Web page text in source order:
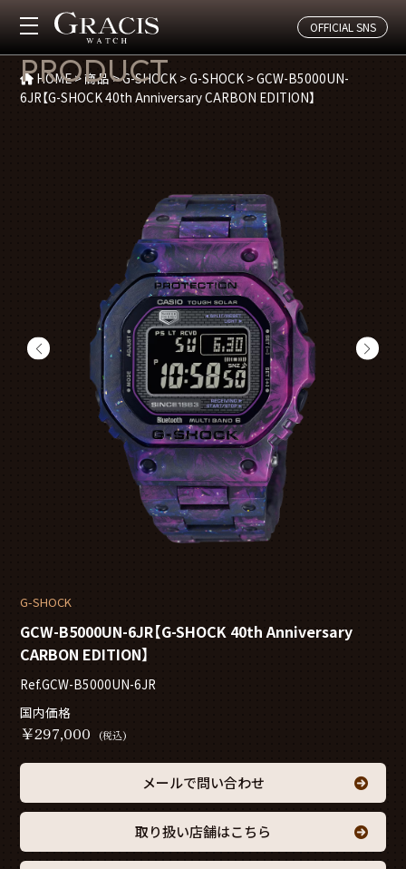
OFFICIAL SNS
商品紹介
PRODUCT
HOME>商品>G-SHOCK >G-SHOCK >GCW-B5000UN-
6JR【G-SHOCK 40th Anniversary CARBON EDITION】
G-SHOCK
GCW-B5000UN-6JR【G-SHOCK 40th Anniversary
CARBON EDITION】
Ref.GCW-B5000UN-6JR
国内価格
￥297,000 (税込)
メールで問い合わせ
取り扱い店舗はこちら